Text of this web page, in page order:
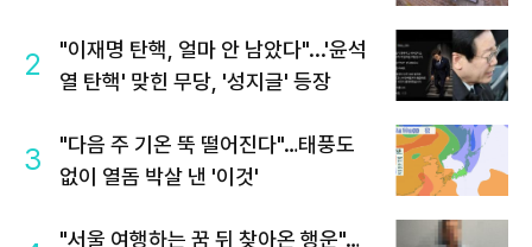
2
"이재명 탄핵, 얼마 안 남았다"...'윤석
열 탄핵' 맞힌 무당, '성지글' 등장
3
"다음 주 기온 뚝 떨어진다"…태풍도
없이 열돔 박살 낸 '이것'
"서울 여행하는 꿈 뒤 찾아온 행운"…